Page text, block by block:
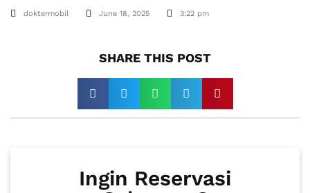
doktermobil June 18, 2025 3:22 pm
SHARE THIS POST​
Ingin Reservasi